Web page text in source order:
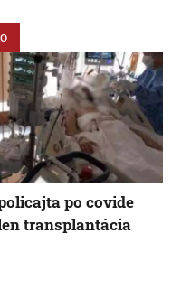
po covide
transplantácia